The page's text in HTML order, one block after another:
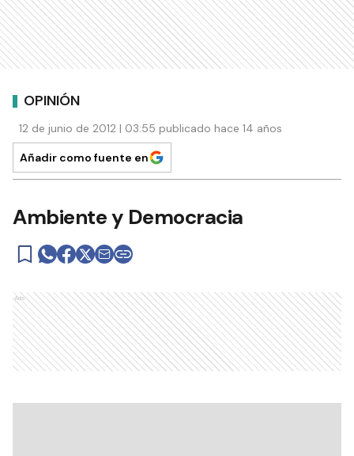
OPINIÓN
12 de junio de 2012 | 03:55 publicado hace 14 años
Añadir como fuente en
Ambiente y Democracia
Ads